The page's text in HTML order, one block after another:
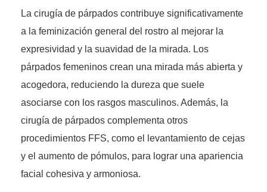
La cirugía de párpados contribuye significativamente
a la feminización general del rostro al mejorar la
expresividad y la suavidad de la mirada. Los
párpados femeninos crean una mirada más abierta y
acogedora, reduciendo la dureza que suele
asociarse con los rasgos masculinos. Además, la
cirugía de párpados complementa otros
procedimientos FFS, como el levantamiento de cejas
y el aumento de pómulos, para lograr una apariencia
facial cohesiva y armoniosa.